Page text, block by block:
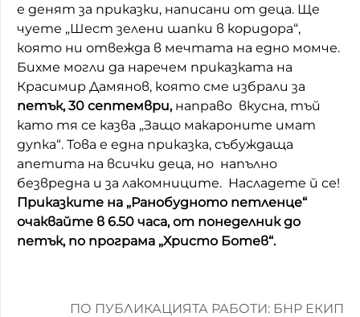
е денят за приказки, написани от деца. Ще
чуете „Шест зелени шапки в коридора“,
която ни отвежда в мечтата на едно момче.
Бихме могли да наречем приказката на
Красимир Дамянов, която сме избрали за
петък, 30 септември,направо вкусна, тъй
като тя се казва „Защо макароните имат
дупка“. Това е една приказка, събуждаща
апетита на всички деца, но напълно
безвредна и за лакомниците. Насладете й се!
Приказките на „Ранобудното петленце“
очаквайте в 6.50 часа, от понеделник до
петък, по програма „Христо Ботев“.
ПО ПУБЛИКАЦИЯТА РАБОТИ: БНР ЕКИП